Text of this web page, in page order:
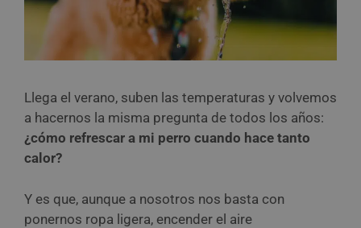
Llega el verano, suben las temperaturas y volvemos
a hacernos la misma pregunta de todos los años:
¿cómo refrescar a mi perro cuando hace tanto
calor?
Y es que, aunque a nosotros nos basta con
ponernos ropa ligera, encender el aire